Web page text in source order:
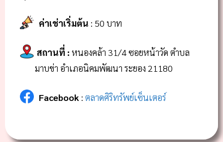
ค่าเช่าเริ่มต้น : 50 บาท
สถานที่ : หนองคล้า 31/4 ซอยหน้าวัด ตำบล
มาบข่า อำเภอนิคมพัฒนา ระยอง 21180
Facebook : ตลาดศิริทรัพย์เซ็นเตอร์